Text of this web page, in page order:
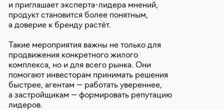
и приглашает эксперта-лидера мнений,
продукт становится более понятным,
а доверие к бренду растёт.
Такие мероприятия важны не только для
продвижения конкретного жилого
комплекса, но и для всего рынка. Они
помогают инвесторам принимать решения
быстрее, агентам — работать увереннее,
а застройщикам — формировать репутацию
лидеров.